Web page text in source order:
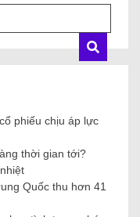
phiếu chịu áp lực
thời gian tới?
Quốc thu hơn 41